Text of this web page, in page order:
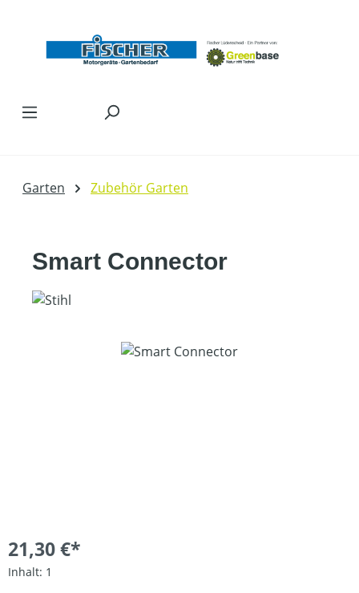
Garten Zubehör Garten
Smart Connector
Bildergalerie überspringen
21,30 €*
Inhalt: 1